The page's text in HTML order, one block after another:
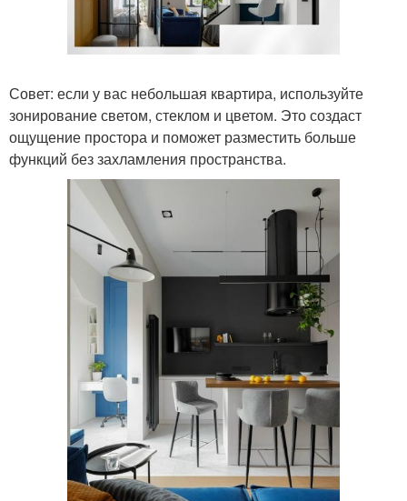
Совет: если у вас небольшая квартира, используйте
зонирование светом, стеклом и цветом. Это создаст
ощущение простора и поможет разместить больше
функций без захламления пространства.